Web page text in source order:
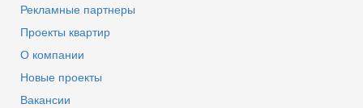
Рекламные партнеры
Проекты квартир
О компании
Новые проекты
Вакансии